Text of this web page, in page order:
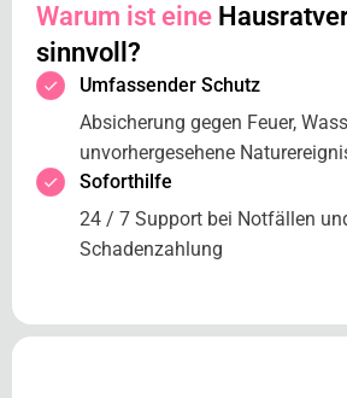
Warum ist eine
sinnvoll?
Umfassender Schutz
Absicherung gegen Feuer,
unvorhergesehene
Soforthilfe
24 / 7 Support bei Notfällen
Schadenzahlung